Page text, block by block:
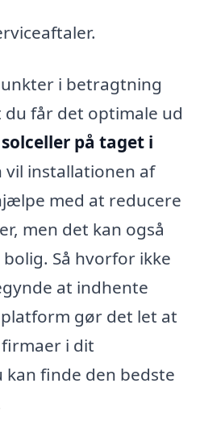
i betragtning
du får det optimale ud
solceller på taget i
vil installationen af
med at reducere
men det kan også
Så hvorfor ikke
at indhente
gør det let at
i dit
kan finde den bedste